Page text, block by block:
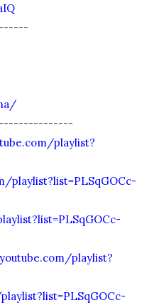
playlist?
playlist?list=PLSqGOCc-
playlist?